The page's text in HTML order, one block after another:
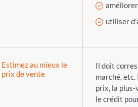
utiliser
Estimez au mieux le
prix de vente
Il doit
marché,
prix, la
le crédit